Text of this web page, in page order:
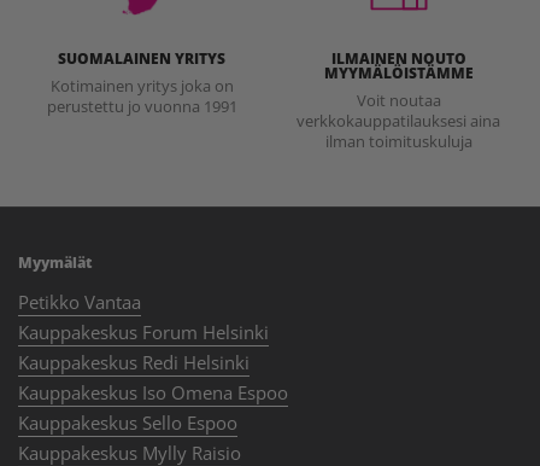
SUOMALAINEN YRITYS
Kotimainen yritys joka on
perustettu jo vuonna 1991
ILMAINEN NOUTO
MYYMÄLÖISTÄMME
Voit noutaa
verkkokauppatilauksesi aina
ilman toimituskuluja
Myymälät
Petikko Vantaa
Kauppakeskus Forum Helsinki
Kauppakeskus Redi Helsinki
Kauppakeskus Iso Omena Espoo
Kauppakeskus Sello Espoo
Kauppakeskus Mylly Raisio